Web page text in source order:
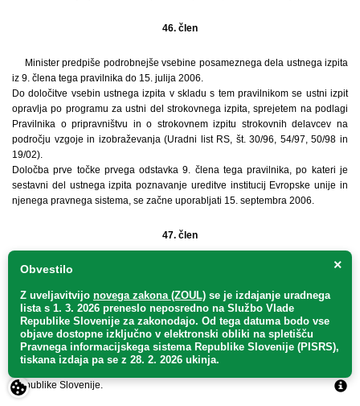
46. člen
Minister predpiše podrobnejše vsebine posameznega dela ustnega izpita
iz 9. člena tega pravilnika do 15. julija 2006.
Do določitve vsebin ustnega izpita v skladu s tem pravilnikom se ustni izpit
opravlja po programu za ustni del strokovnega izpita, sprejetem na podlagi
Pravilnika o pripravništvu in o strokovnem izpitu strokovnih delavcev na
področju vzgoje in izobraževanja (Uradni list RS, št. 30/96, 54/97, 50/98 in
19/02).
Določba prve točke prvega odstavka 9. člena tega pravilnika, po kateri je
sestavni del ustnega izpita poznavanje ureditve institucij Evropske unije in
njenega pravnega sistema, se začne uporabljati 15. septembra 2006.
47. člen
Z dnem uveljavitve tega pravilnika preneha veljati Pravilnik o pripravništvu
izobraževanja (Uradni list RS, št. 30/96, 54/97, 50/98 in 19/02).
48. člen
Ta pravilnik začne veljati petnajsti dan po objavi v Uradnem listu
Republike Slovenije.
×
Obvestilo
Z uveljavitvijo novega zakona (ZOUL) se je izdajanje uradnega
lista s 1. 3. 2026 preneslo neposredno na Službo Vlade
Republike Slovenije za zakonodajo. Od tega datuma bodo vse
objave dostopne izključno v elektronski obliki na spletišču
Pravnega informacijskega sistema Republike Slovenije (PISRS),
tiskana izdaja pa se z 28. 2. 2026 ukinja.